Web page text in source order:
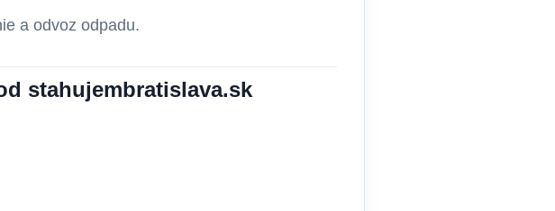
a odvoz odpadu.
stahujembratislava.sk